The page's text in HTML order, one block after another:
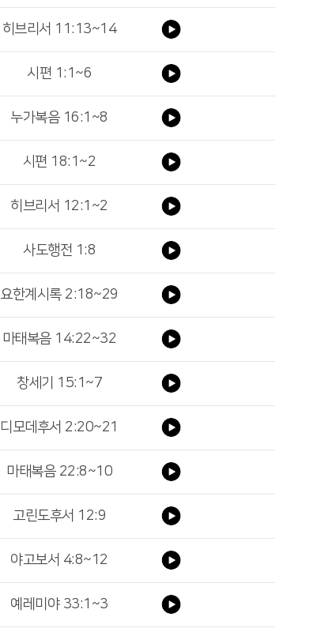
히브리서 11:13~14
시편 1:1~6
누가복음 16:1~8
시편 18:1~2
히브리서 12:1~2
사도행전 1:8
요한계시록 2:18~29
마태복음 14:22~32
창세기 15:1~7
디모데후서 2:20~21
마태복음 22:8~10
고린도후서 12:9
야고보서 4:8~12
예레미야 33:1~3